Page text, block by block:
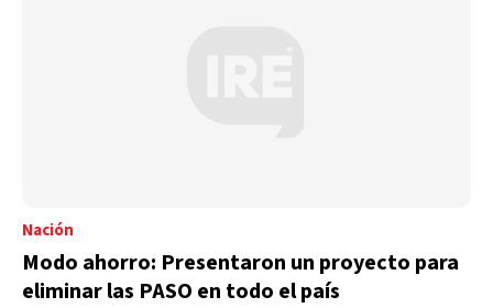
Nación
Modo ahorro: Presentaron un proyecto para
eliminar las PASO en todo el país